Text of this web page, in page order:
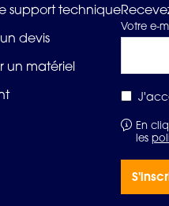
support technique
devis
un matériel
Votre e-
En
les